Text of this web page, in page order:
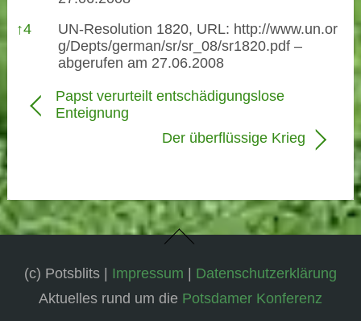
↑4 UN-Resolution 1820, URL: http://www.un.or
g/Depts/german/sr/sr_08/sr1820.pdf–
abgerufen am 27.06.2008
Papst verurteilt entschädigungslose
Enteignung
Der überflüssige Krieg
(c) Potsblits | Impressum | Datenschutzerklärung
Aktuelles rund um die Potsdamer Konferenz